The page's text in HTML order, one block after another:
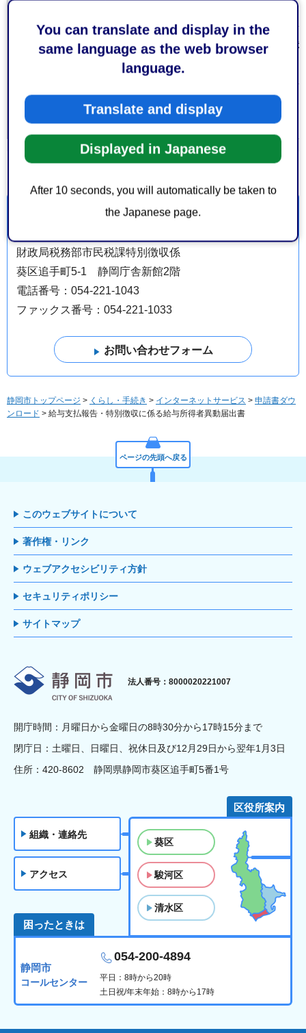
You can translate and display in the
same language as the web browser
language.
Translate and display
Displayed in Japanese
After 10 seconds, you will automatically be taken to
the Japanese page.
備考
地方税電子申告システム（エルタッ
可能です。
大分類 > 中
分類
税金＞ 個人市民税
財政局税務部市民税課特別徴収係
葵区追手町5-1 静岡庁舎新館2階
電話番号：054-221-1043
ファックス番号：054-221-1033
静岡市トップページ > くらし・手続き > インターネットサービス > 申請書ダウ
ンロード > 給与支払報告・特別徴収に係る給与所得者異動届出書
ページの先頭へ戻る
このウェブサイトについて
著作権・リンク
ウェブアクセシビリティ方針
セキュリティポリシー
サイトマップ
静岡市
法人番号：8000020221007
開庁時間：月曜日から金曜日の8時30分から17時15分まで
閉庁日：土曜日、日曜日、祝休日及び12月29日から翌年1月3日
住所：420-8602 静岡県静岡市葵区追手町5番1号
組織・連絡先
アクセス
区役所案内
葵区
駿河区
清水区
困ったときは
静岡市
コールセンター
054-200-4894
平日：8時から20時
土日祝/年末年始：8時から17時